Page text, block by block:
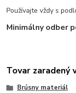
Používajte vždy s
Minimálny odber
Tovar zaradený
Brúsny materiál